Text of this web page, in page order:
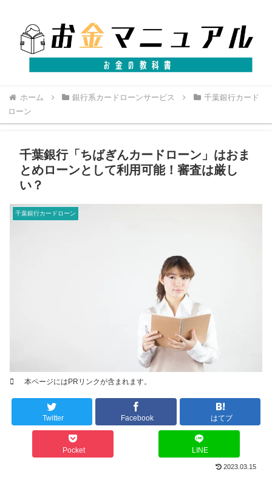
ホーム 銀行系カードローンサービス
千葉銀行カード
ローン
千葉銀行「ちばぎんカードローン」はおま
とめローンとして利用可能！審査は厳し
い？
本ページにはPRリンクが含まれます。
千葉銀行カードローン
Twitter Facebook はてブ
Pocket LINE
2023.03.15